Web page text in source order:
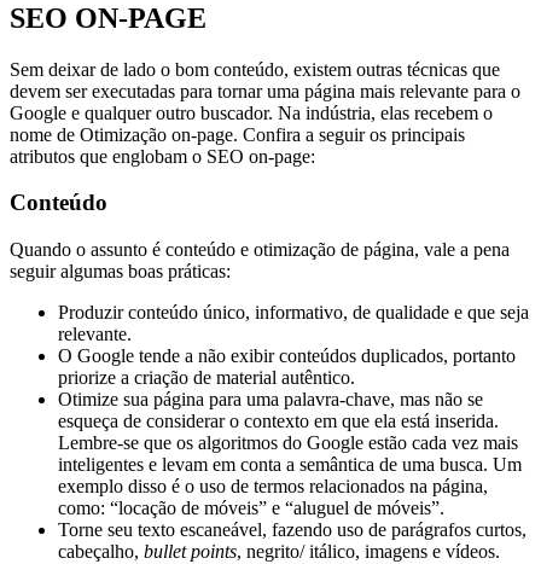
SEO ON-PAGE
Sem deixar de lado o bom conteúdo, existem outras técnicas que
devem ser executadas para tornar uma página mais relevante para o
Google e qualquer outro buscador. Na indústria, elas recebem o
nome de Otimização on-page. Confira a seguir os principais
atributos que englobam o SEO on-page:
Conteúdo
Quando o assunto é conteúdo e otimização de página, vale a pena
seguir algumas boas práticas:
Produzir conteúdo único, informativo, de qualidade e que seja
relevante.
O Google tende a não exibir conteúdos duplicados, portanto
priorize a criação de material autêntico.
Otimize sua página para uma palavra-chave, mas não se
esqueça de considerar o contexto em que ela está inserida.
Lembre-se que os algoritmos do Google estão cada vez mais
inteligentes e levam em conta a semântica de uma busca. Um
exemplo disso é o uso de termos relacionados na página,
como: “locação de móveis” e “aluguel de móveis”.
Torne seu texto escaneável, fazendo uso de parágrafos curtos,
cabeçalho, bullet points, negrito/ itálico, imagens e vídeos.